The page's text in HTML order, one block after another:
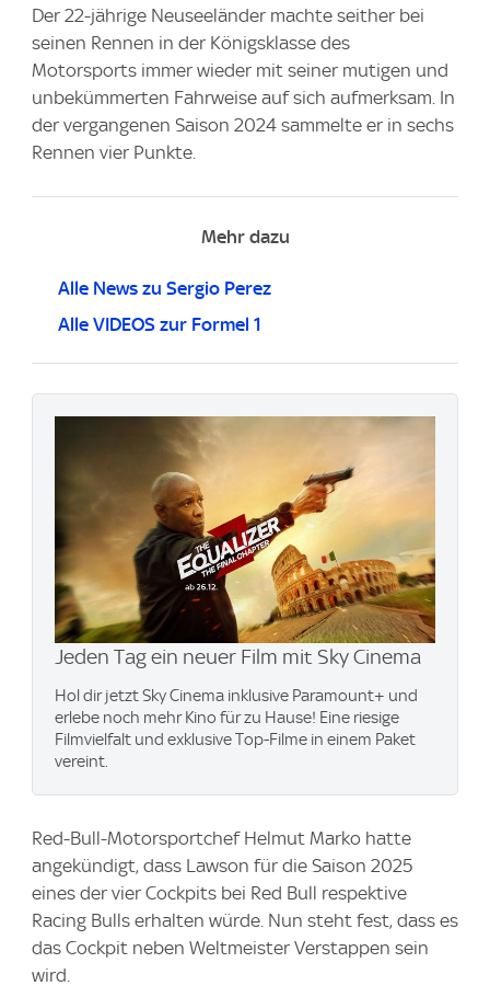
Der 22-jährige Neuseeländer machte seither bei
seinen Rennen in der Königsklasse des
Motorsports immer wieder mit seiner mutigen und
unbekümmerten Fahrweise auf sich aufmerksam. In
der vergangenen Saison 2024 sammelte er in sechs
Rennen vier Punkte.
Mehr dazu
Alle News zu Sergio Perez
Alle VIDEOS zur Formel 1
Jeden Tag ein neuer Film mit Sky Cinema
Hol dir jetzt Sky Cinema inklusive Paramount+ und
erlebe noch mehr Kino für zu Hause! Eine riesige
Filmvielfalt und exklusive Top-Filme in einem Paket
vereint.
Red-Bull-Motorsportchef Helmut Marko hatte
angekündigt, dass Lawson für die Saison 2025
eines der vier Cockpits bei Red Bull respektive
Racing Bulls erhalten würde. Nun steht fest, dass es
das Cockpit neben Weltmeister Verstappen sein
wird.